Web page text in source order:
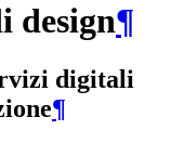
design¶
digitali
¶